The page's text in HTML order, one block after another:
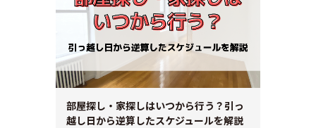
部屋探し・家探しはいつから行う？引っ
越し日から逆算したスケジュールを解説